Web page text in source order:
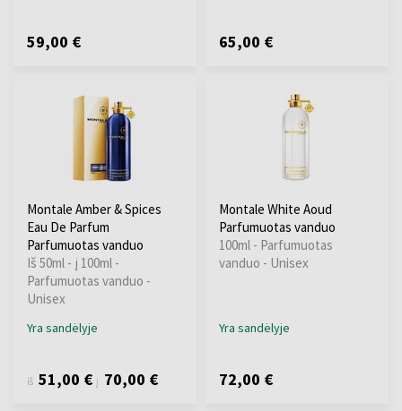
59,00 € 65,00 €
Montale Amber & Spices
Eau De Parfum
Parfumuotas vanduo
Iš 50ml - į 100ml -
Parfumuotas vanduo -
Unisex
Yra sandėlyje
iš 51,00 € į 70,00 €
Montale White Aoud
Parfumuotas vanduo
100ml - Parfumuotas
vanduo - Unisex
Yra sandėlyje
72,00 €